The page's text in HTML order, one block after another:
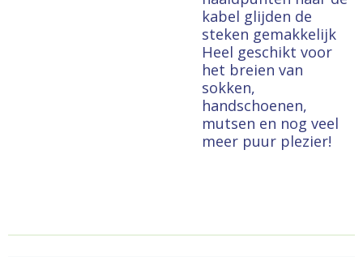
kabel glijden de
steken gemakkelijk
Heel geschikt voor
het breien van
sokken,
handschoenen,
mutsen en nog veel
meer puur plezier!